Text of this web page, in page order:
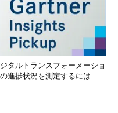
タルトランスフォーメーショ
進捗状況を測定するには